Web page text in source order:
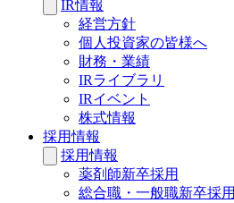
IR情報
経営方針
個人投資家の皆様へ
財務・業績
IRライブラリ
IRイベント
株式情報
採用情報
採用情報
薬剤師新卒採用
総合職・一般職新卒採用